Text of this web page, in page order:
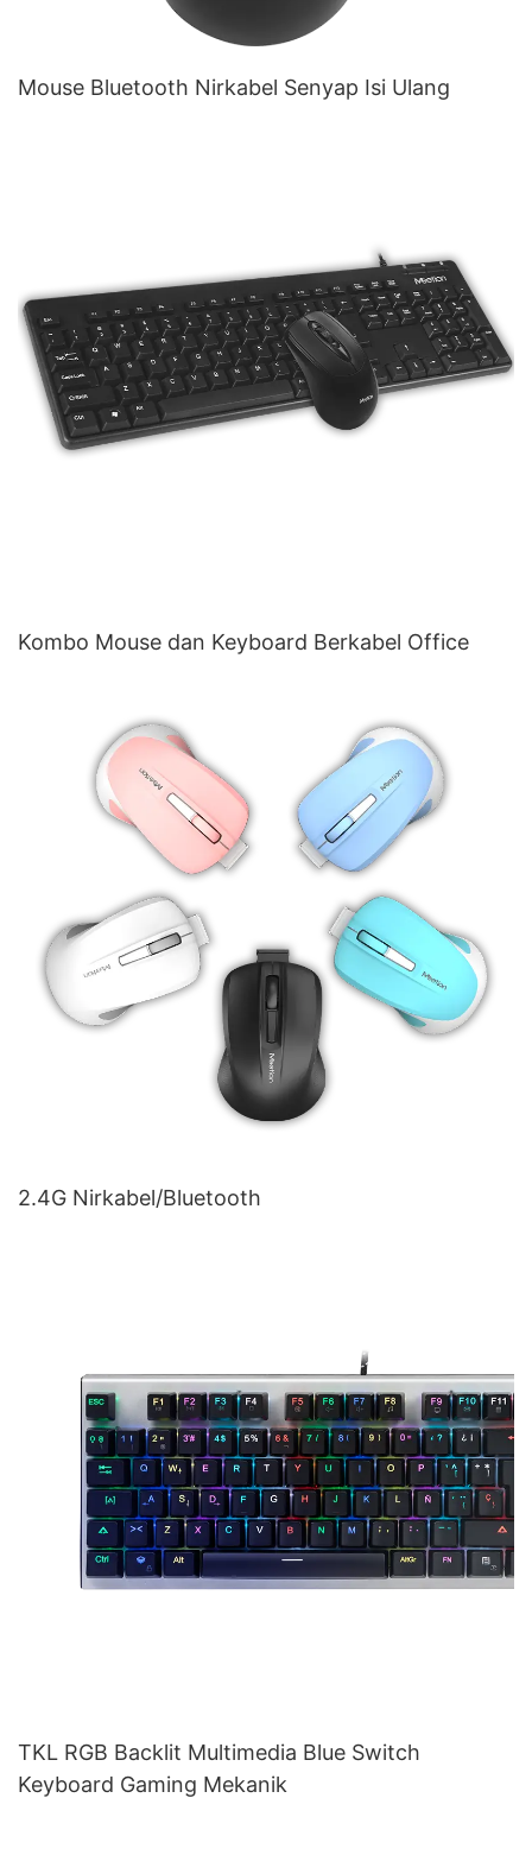
Mouse Bluetooth Nirkabel Senyap Isi Ulang
Kombo Mouse dan Keyboard Berkabel Office
2.4G Nirkabel/Bluetooth
TKL RGB Backlit Multimedia Blue Switch
Keyboard Gaming Mekanik